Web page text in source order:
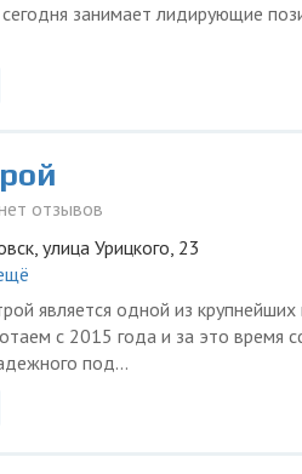
занимает лидирующие
отзывов
улица Урицкого, 23
является одной из крупнейших
с 2015 года и за это время
под...